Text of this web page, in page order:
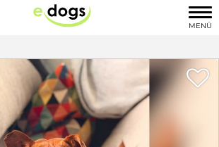
MENÜ
